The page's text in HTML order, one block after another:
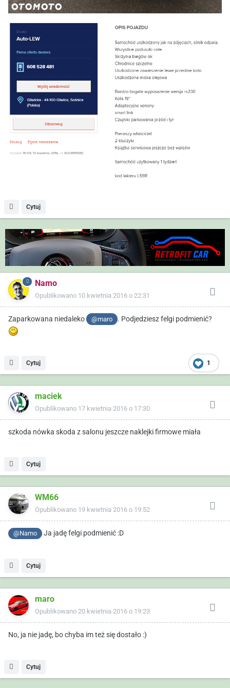
Cytuj
Namo
Opublikowano 10 kwietnia 2016 o 22:31
Zaparkowana niedaleko @maro . Podjedziesz felgi podmienić?
1
Cytuj
maciek
Opublikowano 17 kwietnia 2016 o 17:30
szkoda nówka skoda z salonu jeszcze naklejki firmowe miała
Cytuj
WM66
Opublikowano 19 kwietnia 2016 o 19:52
@Namo Ja jadę felgi podmienić :D
Cytuj
maro
Opublikowano 20 kwietnia 2016 o 19:23
No, ja nie jadę, bo chyba im też się dostało :)
Cytuj